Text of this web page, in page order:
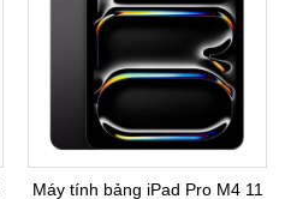
Máy tính bảng iPad Pro M4 11